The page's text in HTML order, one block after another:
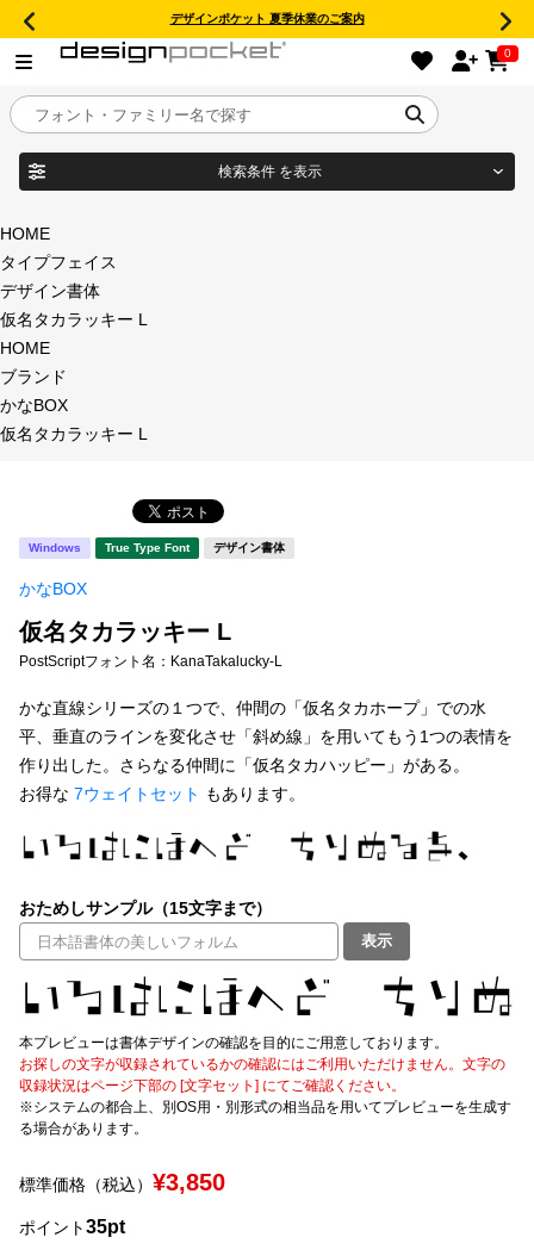
デザインポケット 夏季休業のご案内
0
目的別フォントガイド
特集
年間ライセンス商品
新着一覧
カート
マイページ
お気に入り
ご利用ガイド
よくあるご質問
お問い合わせ
検索条件 を表示
商品名
タイプフェイス
明朝体
宋朝体
教科書体 行書体
草書体 勘亭流
江戸文字
すべてを表示
太さ・ウェイト
セット or 単体
文字種類
価格帯
HOME
タイプフェイス
デザイン書体
仮名タカラッキー L
HOME
ブランド
かなBOX
仮名タカラッキー L
Windows True Type Font デザイン書体
かなBOX
仮名タカラッキー L
PostScriptフォント名： KanaTakalucky-L
かな直線シリーズの１つで、仲間の「仮名タカホープ」での水
平、垂直のラインを変化させ「斜め線」を用いてもう1つの表情を
作り出した。さらなる仲間に「仮名タカハッピー」がある。
お得な 7ウェイトセット もあります。
おためしサンプル（15文字まで）
表示
本プレビューは書体デザインの確認を目的にご用意しております。
お探しの文字が収録されているかの確認にはご利用いただけません。文字の
収録状況はページ下部の [文字セット] にてご確認ください。
※システムの都合上、別OS用・別形式の相当品を用いてプレビューを生成す
る場合があります。
標準価格（税込） ¥3,850
ポイント35pt